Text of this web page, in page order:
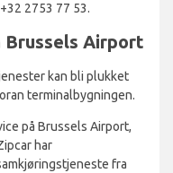
2753 77 53.
Brussels Airport
kan bli plukket
terminalbygningen.
på Brussels Airport,
har
fra